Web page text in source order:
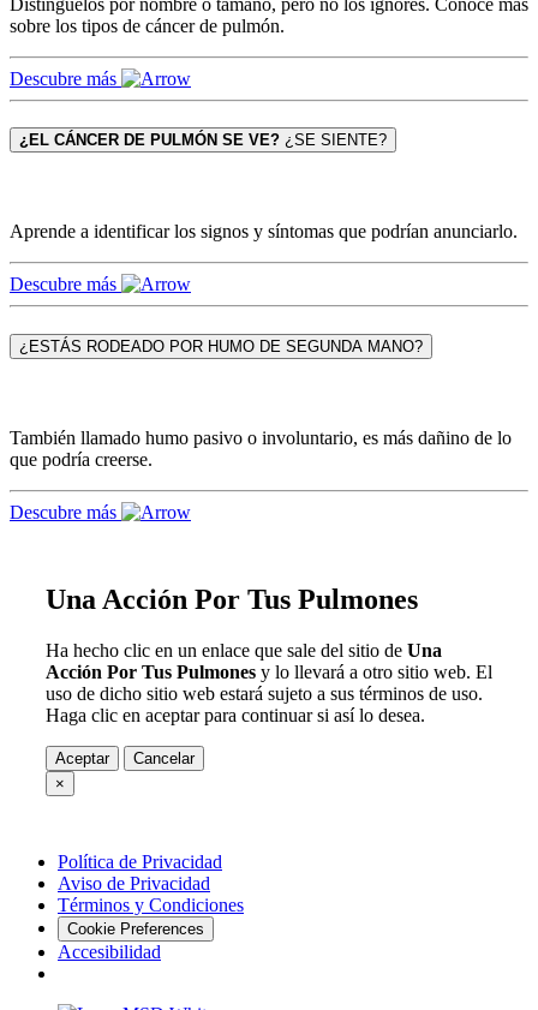
sobre los tipos de cáncer de pulmón.
Descubre más
¿EL CÁNCER DE PULMÓN SE VE? ¿SE SIENTE?
Aprende a identificar los signos y síntomas que podrían anunciarlo.
Descubre más
¿ESTÁS RODEADO POR HUMO DE SEGUNDA MANO?
También llamado humo pasivo o involuntario, es más dañino de lo
que podría creerse.
Descubre más
Una Acción Por Tus Pulmones
Ha hecho clic en un enlace que sale del sitio de Una
Acción Por Tus Pulmones y lo llevará a otro sitio web. El
uso de dicho sitio web estará sujeto a sus términos de uso.
Haga clic en aceptar para continuar si así lo desea.
Aceptar
Cancelar
×
Política de Privacidad
Aviso de Privacidad
Términos y Condiciones
Cookie Preferences
Accesibilidad